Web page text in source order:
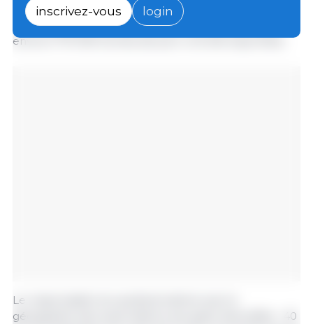
russes de viande de porc ont été multipliées par 1,6,
pour atteindre 208 000 tonnes. L'année dernière,
environ 170 000 tonnes de porc ont été exportées.
Le responsable du syndicat estime que la
géographie des exportations est assez diversifiée : 40
inscrivez-vous login